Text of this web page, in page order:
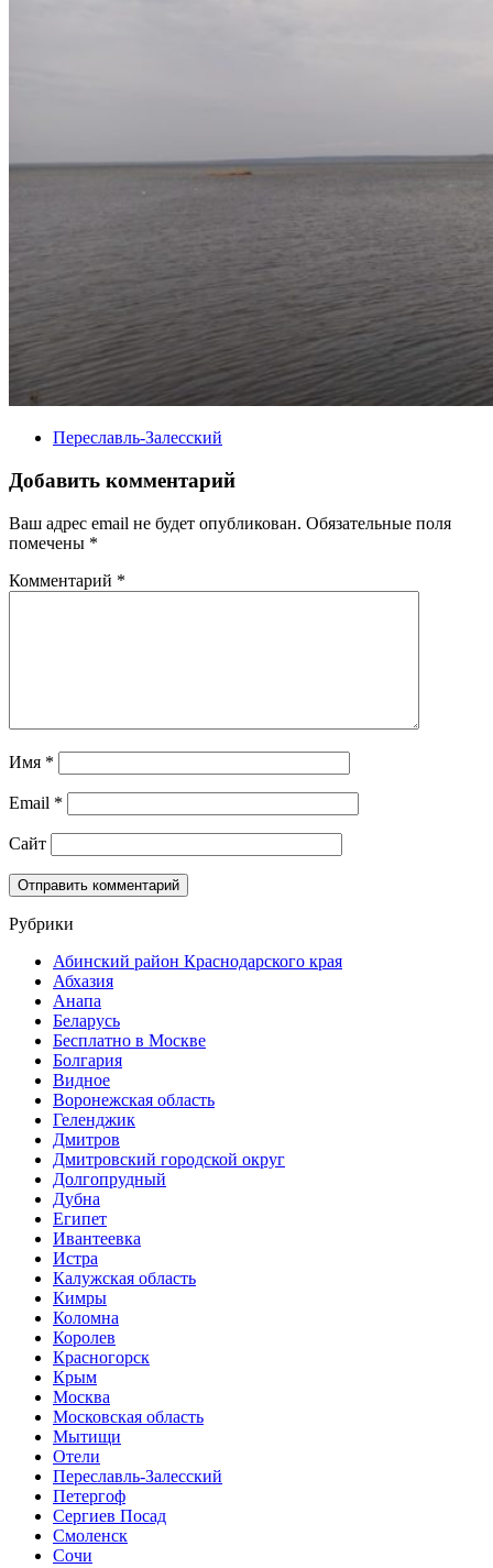
Переславль-Залесский
Добавить комментарий
Ваш адрес email не будет опубликован. Обязательные поля
помечены *
Комментарий *
Имя *
Email *
Сайт
Рубрики
Абинский район Краснодарского края
Абхазия
Анапа
Беларусь
Бесплатно в Москве
Болгария
Видное
Воронежская область
Геленджик
Дмитров
Дмитровский городской округ
Долгопрудный
Дубна
Египет
Ивантеевка
Истра
Калужская область
Кимры
Коломна
Королев
Красногорск
Крым
Москва
Московская область
Мытищи
Отели
Переславль-Залесский
Петергоф
Сергиев Посад
Смоленск
Сочи